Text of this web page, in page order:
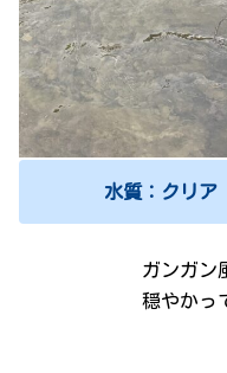
水質：クリ
ガンガン
穏やかっ